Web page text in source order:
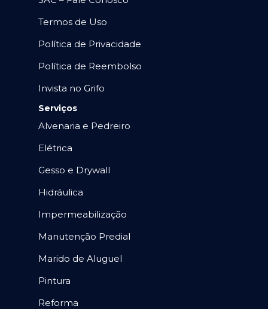
Termos de Uso
Política de Privacidade
Política de Reembolso
Invista no Grifo
Serviços
Alvenaria e Pedreiro
Elétrica
Gesso e Drywall
Hidráulica
Impermeabilização
Manutenção Predial
Marido de Aluguel
Pintura
Reforma